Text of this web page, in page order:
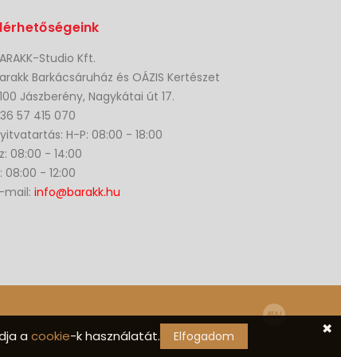
Studio Kft.
Barkácsáruház és OÁZIS Kertészet
Jászberény, Nagykátai út 17.
57 415 070
H-P: 08:00 - 18:00
08:00 - 14:00
08:00 - 12:00
mail: info@barakk.hu
a cookie-k használatát. Elfogadom ✖